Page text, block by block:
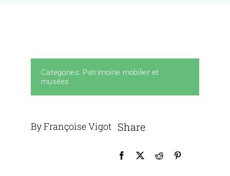
Categories: Patrimoine mobilier et
musées
By Françoise Vigot Share